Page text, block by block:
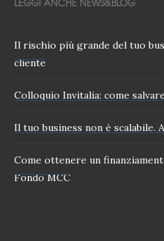
Il rischio più grande del tuo
cliente
Colloquio Invitalia: come
Il tuo business non è scalabile.
Come ottenere un
Fondo MCC